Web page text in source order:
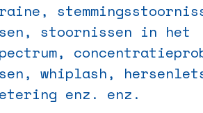
stoornissen in het
whiplash,
enz. enz.